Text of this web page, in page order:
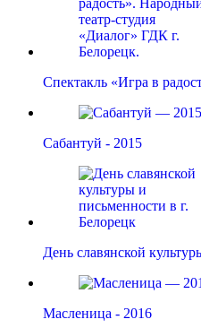
Спектакль «Игра в
Сабантуй - 2015
День славянской
Масленица - 2016